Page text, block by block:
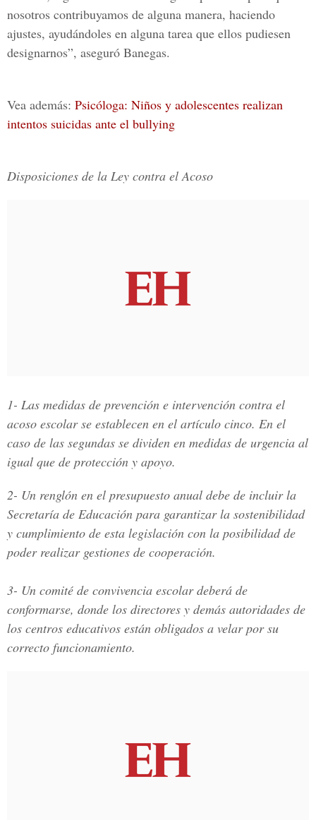
nosotros contribuyamos de alguna manera, haciendo
ajustes, ayudándoles en alguna tarea que ellos pudiesen
designarnos”, aseguró Banegas.
Vea además: Psicóloga: Niños y adolescentes realizan
intentos suicidas ante el bullying
Disposiciones de la Ley contra el Acoso
1- Las medidas de prevención e intervención contra el
acoso escolar se establecen en el artículo cinco. En el
caso de las segundas se dividen en medidas de urgencia al
igual que de protección y apoyo.
2- Un renglón en el presupuesto anual debe de incluir la
Secretaría de Educación para garantizar la sostenibilidad
y cumplimiento de esta legislación con la posibilidad de
poder realizar gestiones de cooperación.
3- Un comité de convivencia escolar deberá de
conformarse, donde los directores y demás autoridades de
los centros educativos están obligados a velar por su
correcto funcionamiento.